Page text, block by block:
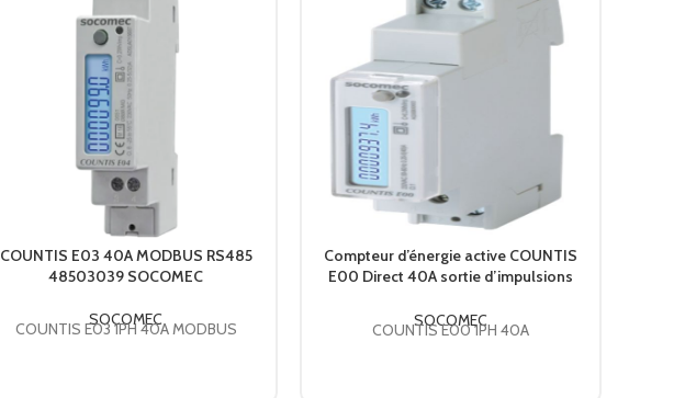
COUNTIS E03 40A MODBUS RS485
48503039 SOCOMEC
SOCOMEC
COUNTIS E03 1PH 40A MODBUS
Compteur d’énergie active COUNTIS
E00 Direct 40A sortie d’impulsions
SOCOMEC
COUNTIS E00 1PH 40A